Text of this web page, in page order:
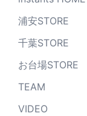
浦安STORE
千葉STORE
お台場STORE
TEAM
VIDEO